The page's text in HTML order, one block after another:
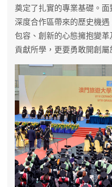
奠定了扎實的專業基礎。
深度合作區帶來的歷史機遇
包容、創新的心態擁抱變
貢獻所學，更要勇敢開創屬